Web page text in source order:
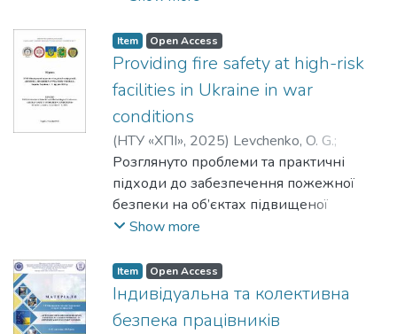
подальшого вибору та оцінки
можливості їх застосування в умовах
впливу шкідливих чинників
Ключові слова: шкідливі речовини,
структурно-логічна модель.
Item Open Access
Providing fire safety at high-risk
facilities in Ukraine in war
conditions
(НТУ «ХПІ», 2025) Levchenko, O. G.;
Zemlyanska, O. V.;Polukarov, Yu. O.
Розглянуто проблеми та практичні
підходи до забезпечення пожежної
безпеки на об’єктах підвищеної
небезпеки (ОПН) в Україні в умовах
рекомендації для керівників та
власників ОПН щодо управління
пожежною безпекою в умовах війни.
Show more
Item Open Access
Індивідуальна та колективна
безпека працівників